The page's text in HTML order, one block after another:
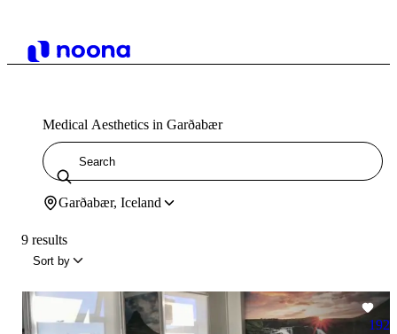
Medical Aesthetics in Garðabær
Garðabær, Iceland
9 results
Sort by
192